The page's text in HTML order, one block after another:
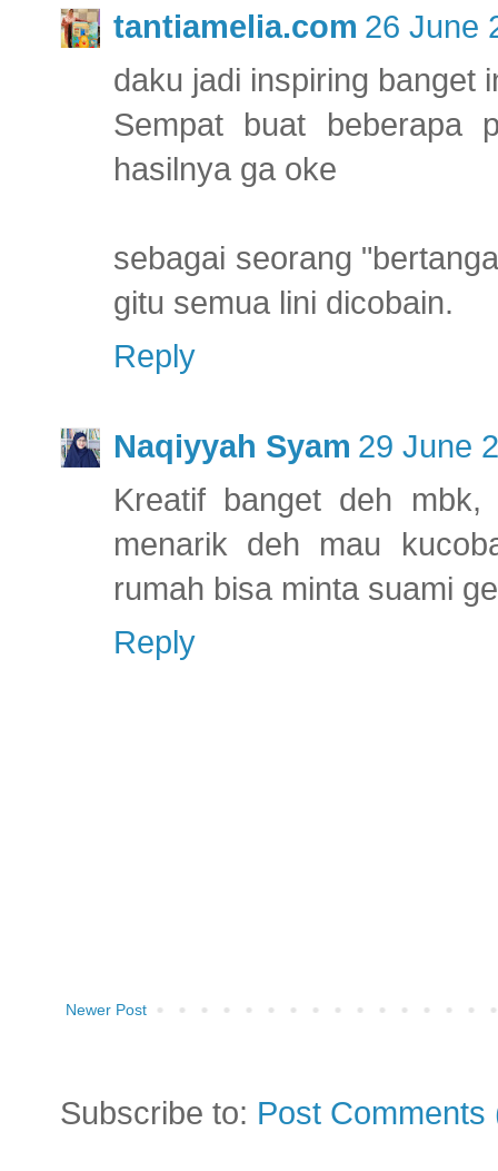
tantiamelia.com 26 June
daku jadi inspiring banget
Sempat buat beberapa
hasilnya ga oke
sebagai seorang
gitu semua lini dicobain.
Reply
Naqiyyah Syam 29 June
Kreatif banget deh
menarik deh mau
rumah bisa minta suami
Reply
Newer Post
Subscribe to: Post Comments